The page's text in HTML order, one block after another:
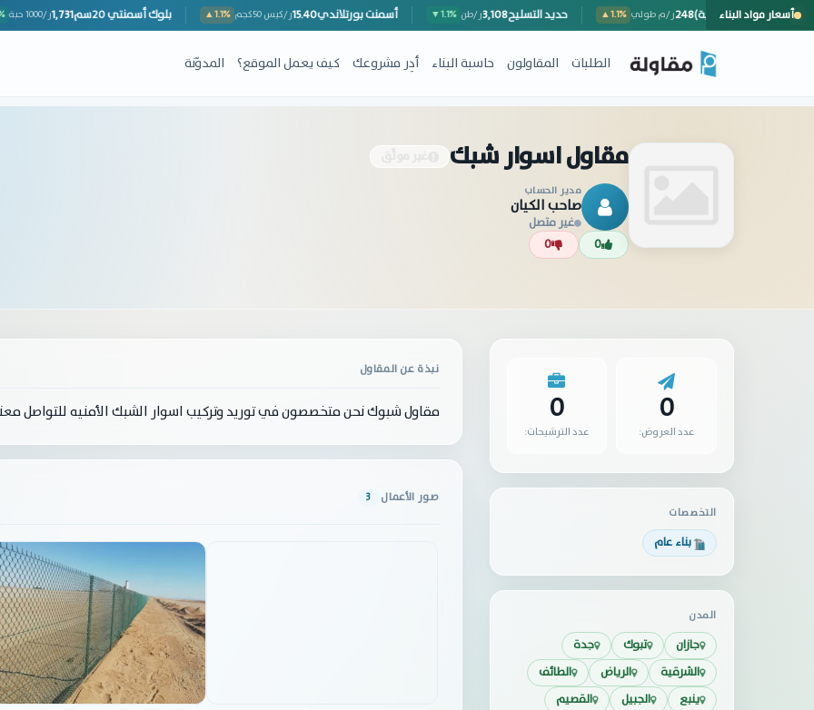
أسعار مواد البناء
سور خارجي (مع المصنعية)248 ر/م طولي ▲1.1% حديد التسليح3,108ر/طن ▼1.1% أسمنت بورتلاندي15.40ر/كيس 50كجم ▲1.1% بلوك أسمنتي 20سم 1,731 ر/
الطلبات المقاولون حاسبة البناء أدِر مشروعك كيف يعمل الموقع؟ المدوّنة
مقاول اسوار شبك
مدير الحساب
صاحب الكيان
غير متصل
0
0
0
عدد العروض:
0
عدد الترشيحات:
التخصصات
بناء عام
المدن
جازان تبوك
جدة
الشرقية
الرياض
الطائف
ينبع
الجبيل
القصيم
نبذة عن المقاول
مقاول شبوك نحن متخصصون في توريد وتركيب اسوار الشبك الأمنيه للتواصل
صور الأعمال 3